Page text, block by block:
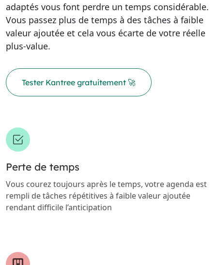
adaptés vous font perdre un temps considérable.
Vous passez plus de temps à des tâches à faible
valeur ajoutée et cela vous écarte de votre réelle
plus-value.
Tester Kantree gratuitement 🚀
Perte de temps
Vous courez toujours après le temps, votre agenda est
rempli de tâches répétitives à faible valeur ajoutée
rendant difficile l’anticipation